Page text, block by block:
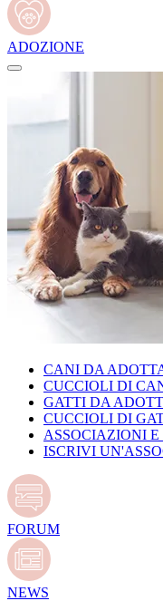
ADOZIONE
CANI DA
CUCCIOLI DI
GATTI DA
CUCCIOLI DI
ASSOCIAZIONI E
ISCRIVI
FORUM
NEWS